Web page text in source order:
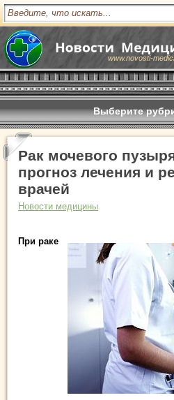
www.novosti-
Выберите
Рак мочевого
прогноз лечения и
врачей
Новости медицины
При раке